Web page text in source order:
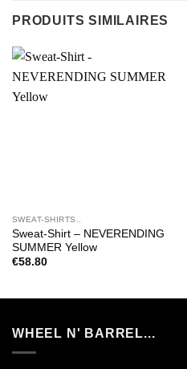
PRODUITS SIMILAIRES
SWEAT-SHIRTS..
Sweat-Shirt – NEVERENDING
SUMMER Yellow
€58.80
WHEEL N' BARREL...